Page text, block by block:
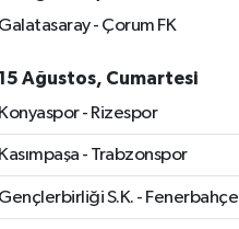
Galatasaray - Çorum FK
15 Ağustos, Cumartesi
Konyaspor - Rizespor
Kasımpaşa - Trabzonspor
Gençlerbirliği S.K. - Fenerbahçe